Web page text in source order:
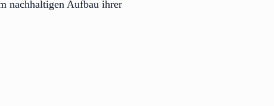
nachhaltigen Aufbau ihrer